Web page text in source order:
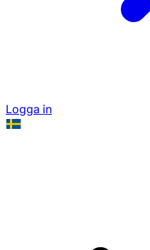
Logga in